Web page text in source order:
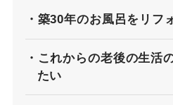
築30年のお風呂をリフ
これからの老後の生活
たい